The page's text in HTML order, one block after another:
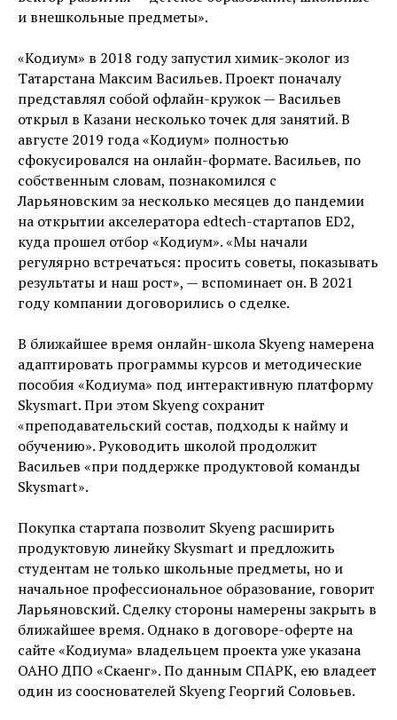
и внешкольные предметы».
«Кодиум» в 2018 году запустил химик-эколог из
Татарстана Максим Васильев. Проект поначалу
представлял собой офлайн-кружок — Васильев
открыл в Казани несколько точек для занятий. В
августе 2019 года «Кодиум» полностью
сфокусировался на онлайн-формате. Васильев, по
собственным словам, познакомился с
Ларьяновским за несколько месяцев до пандемии
на открытии акселератора edtech-стартапов ED2,
куда прошел отбор «Кодиум». «Мы начали
регулярно встречаться: просить советы, показывать
результаты и наш рост», — вспоминает он. В 2021
году компании договорились о сделке.
В ближайшее время онлайн-школа Skyeng намерена
адаптировать программы курсов и методические
пособия «Кодиума» под интерактивную платформу
Skysmart. При этом Skyeng сохранит
«преподавательский состав, подходы к найму и
обучению». Руководить школой продолжит
Васильев «при поддержке продуктовой команды
Skysmart».
Покупка стартапа позволит Skyeng расширить
продуктовую линейку Skysmart и предложить
студентам не только школьные предметы, но и
начальное профессиональное образование, говорит
Ларьяновский. Сделку стороны намерены закрыть в
ближайшее время. Однако в договоре-оферте на
сайте «Кодиума» владельцем проекта уже указана
ОАНО ДПО «Скаенг». По данным СПАРК, ею владеет
один из сооснователей Skyeng Георгий Соловьев.